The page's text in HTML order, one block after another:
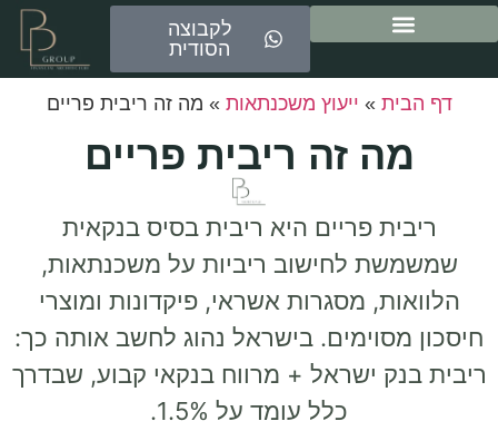
לקבוצה
הסודית
ייעוץ משכנתאות»מה זה ריבית פריים
זה ריבית פריים
פריים היא ריבית בסיס בנקאית
לחישוב ריביות על משכנתאות,
מסגרות אשראי, פיקדונות ומוצרי
בישראל נהוג לחשב אותה כך:
ישראל + מרווח בנקאי קבוע, שבדרך
כלל עומד על 1.5%.